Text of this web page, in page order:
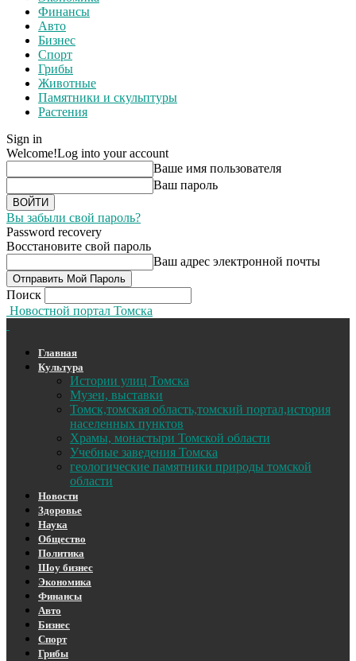
Финансы
Авто
Бизнес
Спорт
Грибы
Животные
Памятники и скульптуры
Растения
Sign in
Welcome!Log into your account
Ваше имя пользователя
Ваш пароль
Вы забыли свой пароль?
Password recovery
Восстановите свой пароль
Ваш адрес электронной почты
Поиск
Новостной портал Томска
Главная
Культура
Истории улиц Томска
Музеи, выставки
Томск,томская область,томский портал,история
населенных пунктов
Храмы, монастыри Томской области
Учебные заведения Томска
геологические памятники природы томской
области
Новости
Здоровье
Наука
Общество
Политика
Шоу бизнес
Экономика
Финансы
Авто
Бизнес
Спорт
Грибы